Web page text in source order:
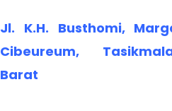
Jl. K.H. Busthomi,
Cibeureum,
Barat